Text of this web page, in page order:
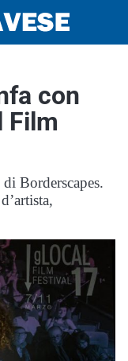
con
Film
Borderscapes.